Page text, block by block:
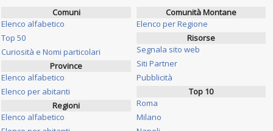
Comuni
Elenco alfabetico
Top 50
Curiosità e Nomi particolari
Province
Elenco alfabetico
Elenco per abitanti
Regioni
Elenco alfabetico
Comunità Montane
Elenco per Regione
Risorse
Segnala sito web
Siti Partner
Pubblicità
Top 10
Roma
Milano